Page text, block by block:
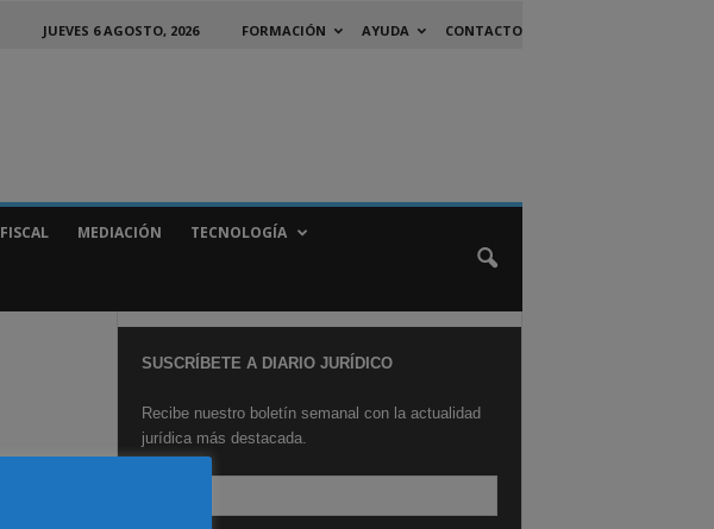
JUEVES 6 AGOSTO, 2026 FORMACIÓN AYUDA CONTACTO
FISCAL MEDIACIÓN TECNOLOGÍA
SUSCRÍBETE A DIARIO JURÍDICO
Recibe nuestro boletín semanal con la actualidad
jurídica más destacada.